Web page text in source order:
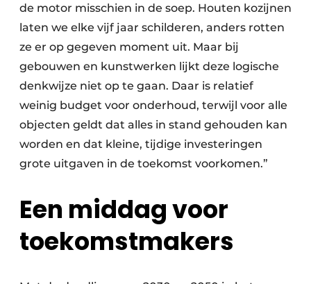
de motor misschien in de soep. Houten kozijnen
laten we elke vijf jaar schilderen, anders rotten
ze er op gegeven moment uit. Maar bij
gebouwen en kunstwerken lijkt deze logische
denkwijze niet op te gaan. Daar is relatief
weinig budget voor onderhoud, terwijl voor alle
objecten geldt dat alles in stand gehouden kan
worden en dat kleine, tijdige investeringen
grote uitgaven in de toekomst voorkomen.”
Een middag voor
toekomstmakers